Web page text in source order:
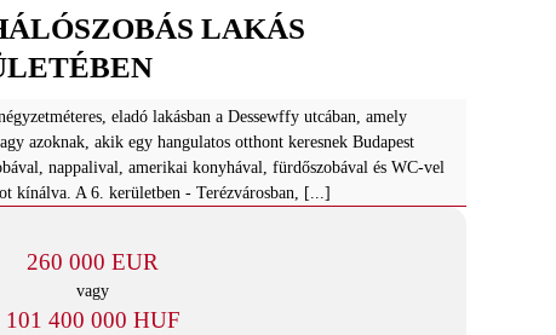
LAKÁS
eladó lakásban a Dessewffy utcában, amely
azoknak, akik egy hangulatos otthont keresnek Budapest
nappalival, amerikai konyhával, fürdőszobával és WC-vel
kínálva. A 6. kerületben - Terézvárosban, [...]
260 000 EUR
vagy
101 400 000 HUF